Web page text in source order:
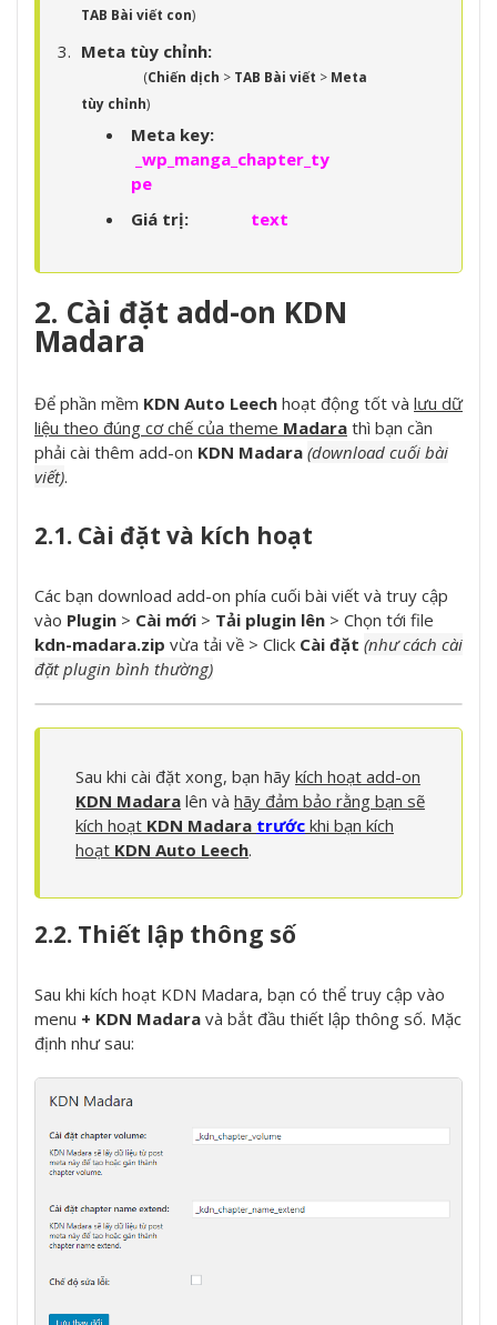
TAB Bài viết con)
Meta tùy chỉnh:
(Chiến dịch > TAB Bài viết > Meta
tùy chỉnh)
Meta key:
_wp_manga_chapter_ty
pe
Giá trị: text
2. Cài đặt add-on KDN
Madara
Để phần mềm KDN Auto Leech hoạt động tốt và lưu dữ
liệu theo đúng cơ chế của theme Madara thì bạn cần
phải cài thêm add-on KDN Madara (download cuối bài
viết).
2.1. Cài đặt và kích hoạt
Các bạn download add-on phía cuối bài viết và truy cập
vào Plugin > Cài mới > Tải plugin lên > Chọn tới file
kdn-madara.zip vừa tải về > Click Cài đặt (như cách cài
đặt plugin bình thường)
Sau khi cài đặt xong, bạn hãy kích hoạt add-on
KDN Madara lên và hãy đảm bảo rằng bạn sẽ
kích hoạt KDN Madara trước khi bạn kích
hoạt KDN Auto Leech.
2.2. Thiết lập thông số
Sau khi kích hoạt KDN Madara, bạn có thể truy cập vào
menu + KDN Madara và bắt đầu thiết lập thông số. Mặc
định như sau: